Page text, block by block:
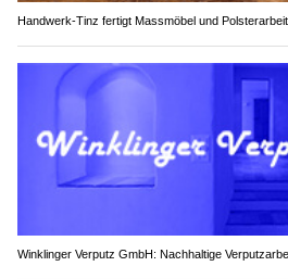
Handwerk-Tinz fertigt Massmöbel und
Winklinger Verputz GmbH: Nachhaltige